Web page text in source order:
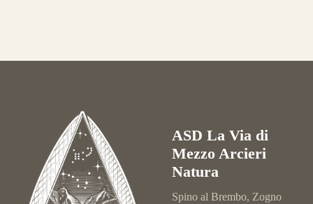
ASD La Via di
Mezzo Arcieri
Natura
Spino al Brembo, Zogno